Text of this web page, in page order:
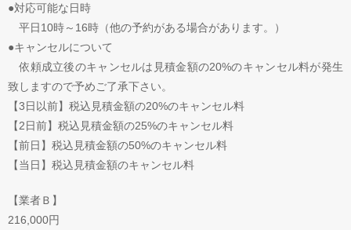
●対応可能な日時
平日10時～16時（他の予約がある場合があります。）
●キャンセルについて
依頼成立後のキャンセルは見積金額の20%のキャンセル料が発生
致しますので予めご了承下さい。
【3日以前】税込見積金額の20%のキャンセル料
【2日前】税込見積金額の25%のキャンセル料
【前日】税込見積金額の50%のキャンセル料
【当日】税込見積金額のキャンセル料
【業者Ｂ】
216,000円